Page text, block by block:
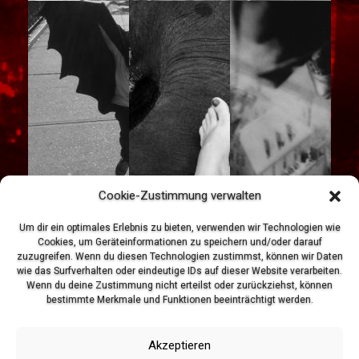
Cookie-Zustimmung verwalten
Um dir ein optimales Erlebnis zu bieten, verwenden wir Technologien wie
Cookies, um Geräteinformationen zu speichern und/oder darauf
zuzugreifen. Wenn du diesen Technologien zustimmst, können wir Daten
wie das Surfverhalten oder eindeutige IDs auf dieser Website verarbeiten.
Wenn du deine Zustimmung nicht erteilst oder zurückziehst, können
bestimmte Merkmale und Funktionen beeinträchtigt werden.
Akzeptieren